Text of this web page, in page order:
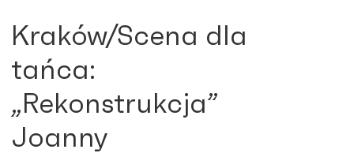
Kraków/Scena dla
tańca:
„Rekonstrukcja”
Joanny